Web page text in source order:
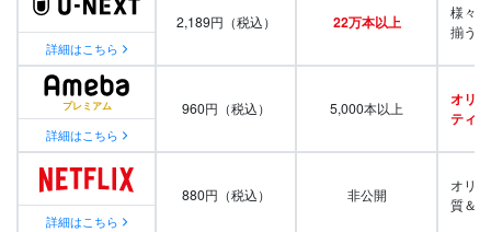
詳細はこちら
2,189円（税込） 22万本以上
様々
揃う
詳細はこちら
960円（税込） 5,000本以上
オリ
ティ
詳細はこちら
880円（税込） 非公開
オリ
質＆